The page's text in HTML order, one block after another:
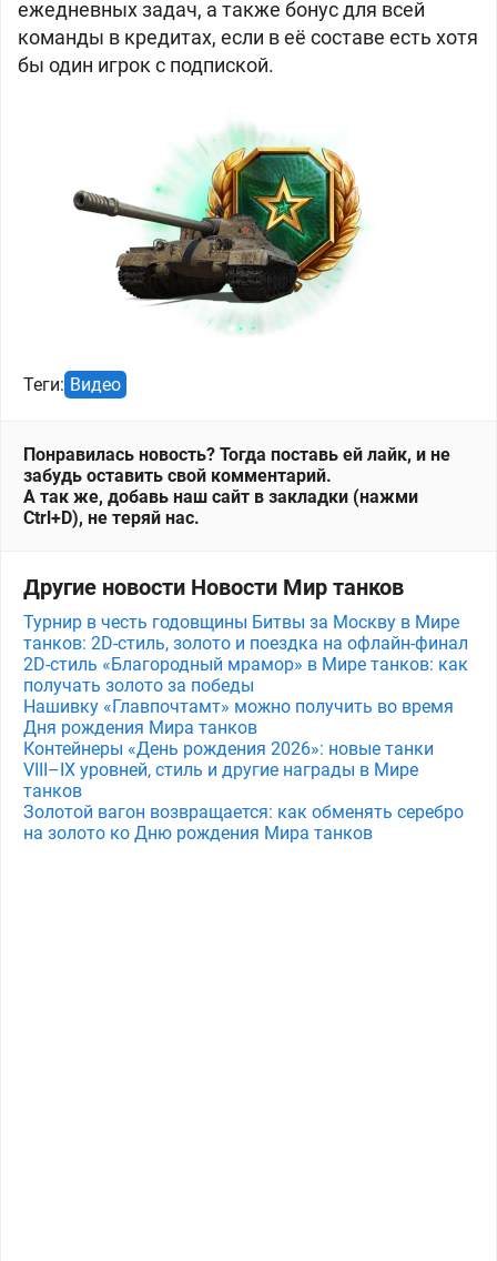
ежедневных задач, а также бонус для всей
команды в кредитах, если в её составе есть хотя
бы один игрок с подпиской.
Теги: Видео
Понравилась новость? Тогда поставь ей лайк, и не
забудь оставить свой комментарий.
А так же, добавь наш сайт в закладки (нажми
Ctrl+D), не теряй нас.
Другие новости Новости Мир танков
Турнир в честь годовщины Битвы за Москву в Мире
танков: 2D-стиль, золото и поездка на офлайн-финал
2D-стиль «Благородный мрамор» в Мире танков: как
получать золото за победы
Нашивку «Главпочтамт» можно получить во время
Дня рождения Мира танков
Контейнеры «День рождения 2026»: новые танки
VIII–IX уровней, стиль и другие награды в Мире
танков
Золотой вагон возвращается: как обменять серебро
на золото ко Дню рождения Мира танков